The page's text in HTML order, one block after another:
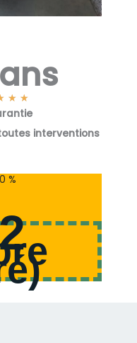
★ ★
o
s
interventions
%
)